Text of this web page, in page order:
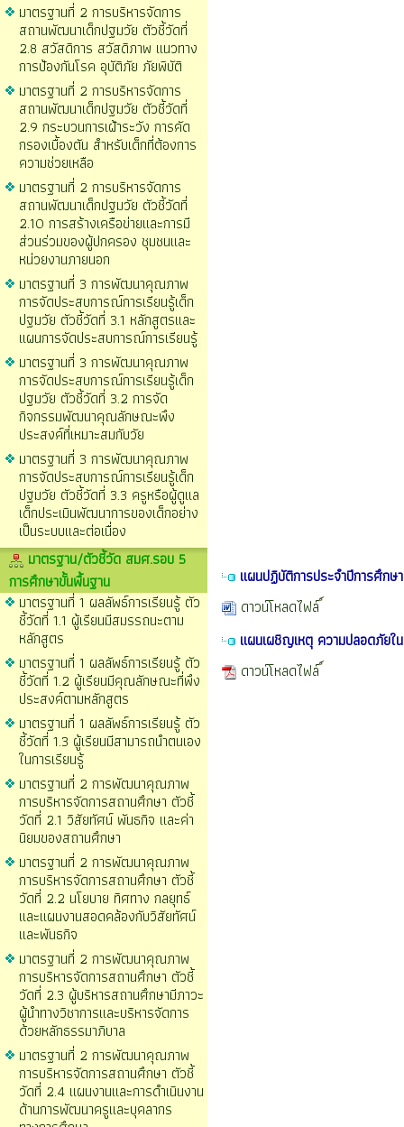
มาตรฐานที่ 2 การบริหารจัดการ
สถานพัฒนาเด็กปฐมวัย ตัวชี้วัดที่
2.8 สวัสดิการ สวัสดิภาพ แนวทาง
การป้องกันโรค อุบัติภัย ภัยพิบัติ
มาตรฐานที่ 2 การบริหารจัดการ
สถานพัฒนาเด็กปฐมวัย ตัวชี้วัดที่
2.9 กระบวนการเฝ้าระวัง การคัด
กรองเบื้องตัน สำหรับเด็กที่ต้องการ
ความช่วยเหลือ
มาตรฐานที่ 2 การบริหารจัดการ
สถานพัฒนาเด็กปฐมวัย ตัวชี้วัดที่
2.10 การสร้างเครือข่ายและการมี
ส่วนร่วมของผู้ปกครอง ชุมชนและ
หน่วยงานภายนอก
มาตรฐานที่ 3 การพัฒนาคุณภาพ
การจัดประสบการณ์การเรียนรู้เด็ก
ปฐมวัย ตัวชี้วัดที่ 3.1 หลักสูตรและ
แผนการจัดประสบการณ์การเรียนรู้
มาตรฐานที่ 3 การพัฒนาคุณภาพ
การจัดประสบการณ์การเรียนรู้เด็ก
ปฐมวัย ตัวชี้วัดที่ 3.2 การจัด
กิจกรรมพัฒนาคุณลักษณะพึง
ประสงค์ที่เหมาะสมกับวัย
มาตรฐานที่ 3 การพัฒนาคุณภาพ
การจัดประสบการณ์การเรียนรู้เด็ก
ปฐมวัย ตัวชี้วัดที่ 3.3 ครูหรือผู้ดูแล
เด็กประเมินพัฒนาการของเด็กอย่าง
เป็นระบบและต่อเนื่อง
มาตรฐาน/ตัวชี้วัด สมศ.รอบ 5
การศึกษาขั้นพื้นฐาน
มาตรฐานที่ 1 ผลลัพธ์การเรียนรู้ ตัว
ชี้วัดที่ 1.1 ผู้เรียนมีสมรรถนะตาม
หลักสูตร
มาตรฐานที่ 1 ผลลัพธ์การเรียนรู้ ตัว
ชี้วัดที่ 1.2 ผู้เรียนมีคุณลักษณะที่พึง
ประสงค์ตามหลักสูตร
มาตรฐานที่ 1 ผลลัพธ์การเรียนรู้ ตัว
ชี้วัดที่ 1.3 ผู้เรียนมีสามารถนำตนเอง
ในการเรียนรู้
มาตรฐานที่ 2 การพัฒนาคุณภาพ
การบริหารจัดการสถานศึกษา ตัวชี้
วัดที่ 2.1 วิสัยทัศน์ พันธกิจ และค่า
นิยมของสถานศึกษา
มาตรฐานที่ 2 การพัฒนาคุณภาพ
การบริหารจัดการสถานศึกษา ตัวชี้
วัดที่ 2.2 นโยบาย ทิศทาง กลยุทธ์
และแผนงานสอดคล้องกับวิสัยทัศน์
และพันธกิจ
มาตรฐานที่ 2 การพัฒนาคุณภาพ
การบริหารจัดการสถานศึกษา ตัวชี้
วัดที่ 2.3 ผู้บริหารสถานศึกษามีภาวะ
ผู้นำทางวิชาการและบริหารจัดการ
ด้วยหลักธรรมาภิบาล
มาตรฐานที่ 2 การพัฒนาคุณภาพ
การบริหารจัดการสถานศึกษา ตัวชี้
วัดที่ 2.4 แผนงานและการดำเนินงาน
ด้านการพัฒนาครูและบุคลากร
แผนปฏิบัติการประจำปีการศึกษ
ดาวน์โหลดไฟล์
แผนเผชิญเหตุ ความปลอดภัยใ
ดาวน์โหลดไฟล์